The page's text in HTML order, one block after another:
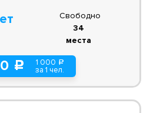
c 1 000 a
за 1 чел.
Свободно
34
места